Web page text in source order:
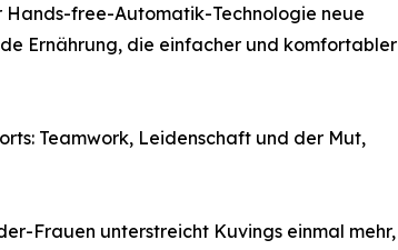
Hands-free-Automatik-Technologie neue
Ernährung, die einfacher und komfortabler
Teamwork, Leidenschaft und der Mut,
Frauen unterstreicht Kuvings einmal mehr,